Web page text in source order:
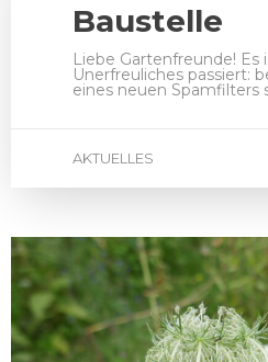
Baustelle
Liebe Gartenfreunde! Es
Unerfreuliches passiert:
eines neuen Spamfilters
AKTUELLES